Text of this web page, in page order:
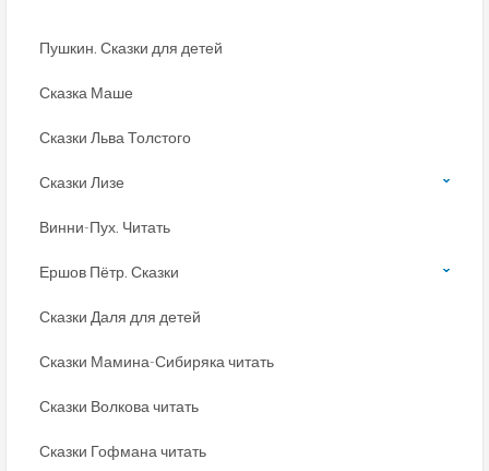
Пушкин. Сказки для детей
Сказка Маше
Сказки Льва Толстого
Сказки Лизе
Винни-Пух. Читать
Ершов Пётр. Сказки
Сказки Даля для детей
Сказки Мамина-Сибиряка читать
Сказки Волкова читать
Сказки Гофмана читать